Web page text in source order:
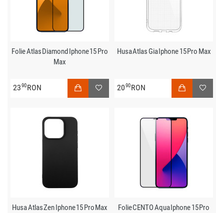
Folie Atlas Diamond Iphone 15 Pro
Max
2390RON
Husa Atlas Gia Iphone 15 Pro Max
2090RON
Husa Atlas Zen Iphone 15 Pro Max
Folie CENTO Aqua Iphone 15 Pro